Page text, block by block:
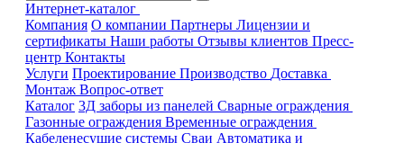
Интернет-каталог
Компания О компании Партнеры Лицензии и
сертификаты Наши работы Отзывы клиентов Пресс-
центр Контакты
Услуги Проектирование Производство Доставка
Монтаж Вопрос-ответ
Каталог 3Д заборы из панелей Сварные ограждения
Газонные ограждения Временные ограждения
Кабеленесущие системы Cваи Автоматика и